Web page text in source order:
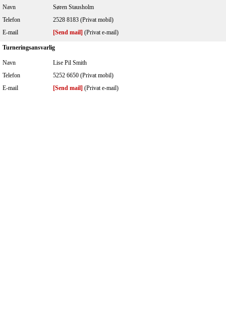
Navn
Søren Stausholm
Telefon
2528 8183 (Privat mobil)
E-mail
[Send mail] (Privat e-mail)
Turneringsansvarlig
Navn
Lise Pil Smith
Telefon
5252 6650 (Privat mobil)
E-mail
[Send mail] (Privat e-mail)